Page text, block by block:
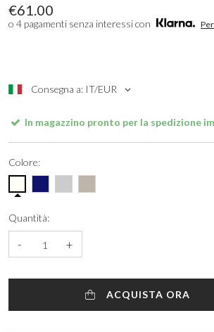
€61.00
o 4 pagamenti senza interessi con
Consegna a: IT/EUR
In magazzino pronto per la spedizione
Colore:
Quantità:
- +
ACQUISTA ORA